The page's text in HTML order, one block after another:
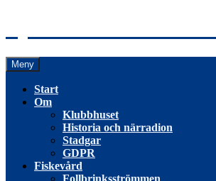
Meny
Start
Om
Klubbhuset
Historia och närradion
Stadgar
GDPR
Fiskevård
Follbrinksströmmen